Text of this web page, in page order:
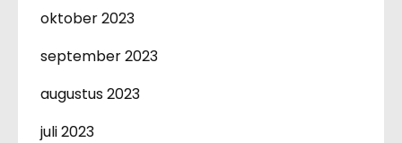
oktober 2023
september 2023
augustus 2023
juli 2023